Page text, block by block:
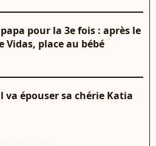
pour la 3e fois : après le
Vidas, place au bébé
va épouser sa chérie Katia